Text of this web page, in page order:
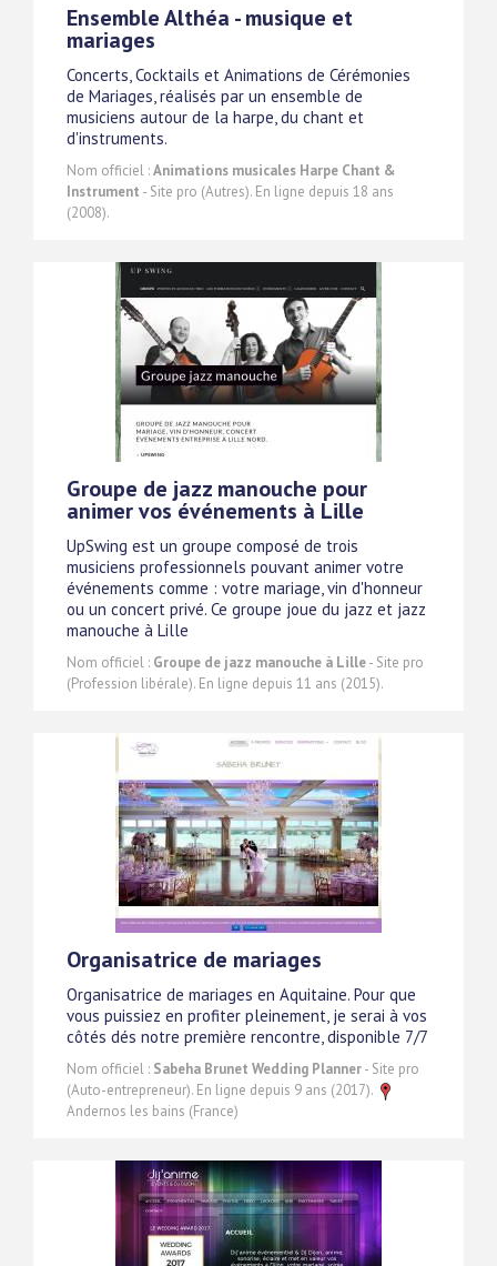
Ensemble Althéa - musique et
mariages
Concerts, Cocktails et Animations de Cérémonies
de Mariages, réalisés par un ensemble de
musiciens autour de la harpe, du chant et
d'instruments.
Nom officiel :Animations musicales Harpe Chant &
Instrument - Site pro (Autres). En ligne depuis 18 ans
(2008).
Groupe de jazz manouche pour
animer vos événements à Lille
UpSwing est un groupe composé de trois
musiciens professionnels pouvant animer votre
événements comme : votre mariage, vin d'honneur
ou un concert privé. Ce groupe joue du jazz et jazz
manouche à Lille
Nom officiel : Groupe de jazz manouche à Lille- Site pro
(Profession libérale). En ligne depuis 11 ans (2015).
Organisatrice de mariages
Organisatrice de mariages en Aquitaine. Pour que
vous puissiez en profiter pleinement, je serai à vos
côtés dés notre première rencontre, disponible 7/7
Nom officiel : Sabeha Brunet Wedding Planner- Site pro
(Auto-entrepreneur). En ligne depuis 9 ans (2017).
Andernos les bains (France)